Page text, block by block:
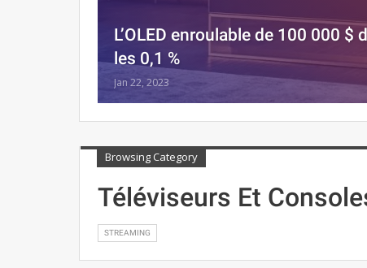
L’OLED enroulable de 100 000 $
les 0,1 %
Jan 22, 2023
Browsing Category
Téléviseurs Et
STREAMING